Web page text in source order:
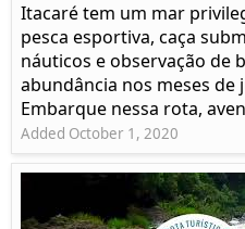
Itacaré tem um mar
pesca esportiva, caça
náuticos e observação de
abundância nos meses de
Embarque nessa rota,
Added October 1, 2020